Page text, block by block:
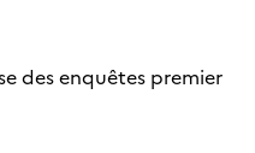
des enquêtes premier